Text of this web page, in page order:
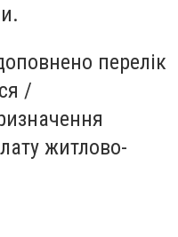
перелік
/
житлово-